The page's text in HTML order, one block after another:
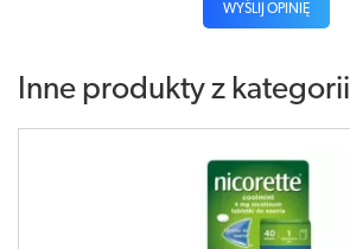
WYŚLIJ OPINIĘ
Inne produkty z kategorii